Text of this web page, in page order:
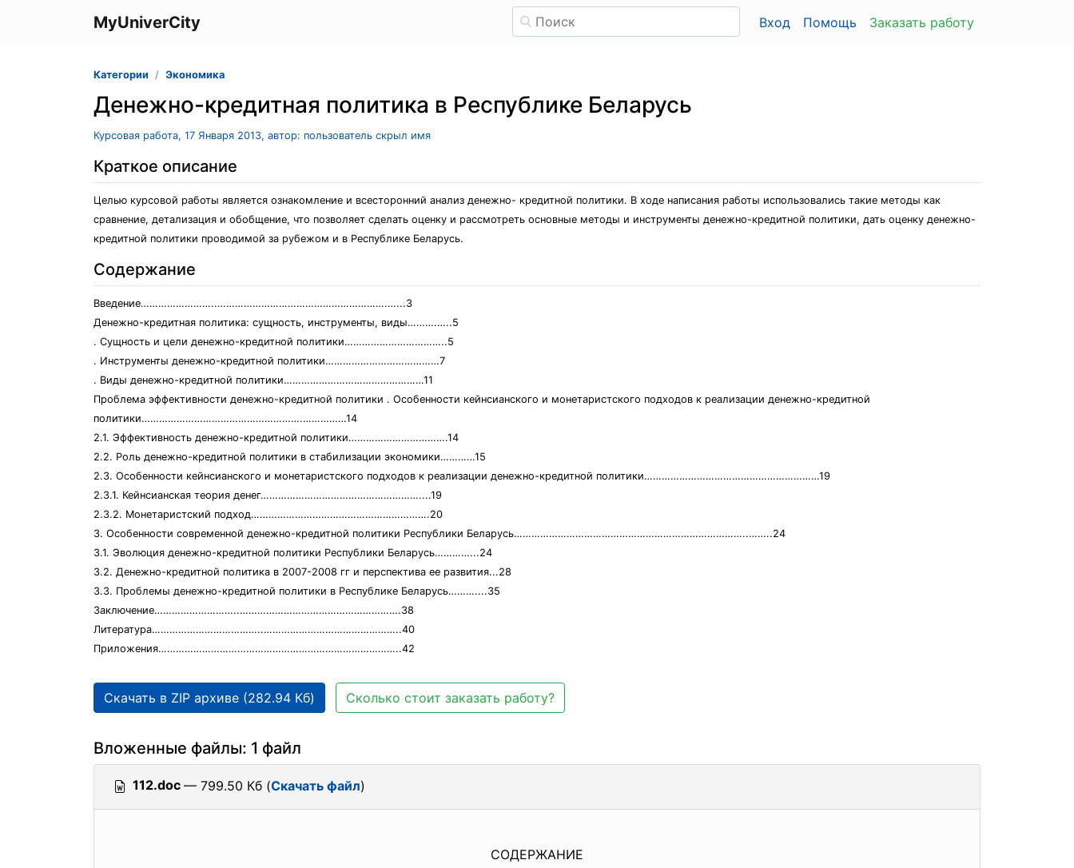
MyUniverCity Вход Помощь Заказать работу
Категории Экономика
Денежно-кредитная политика в Республике Беларусь
Курсовая работа, 17 Января 2013, автор: пользователь скрыл имя
Краткое описание
Целью курсовой работы является ознакомление и всесторонний анализ денежно- кредитной политики. В ходе написания работы использовались такие методы как
сравнение, детализация и обобщение, что позволяет сделать оценку и рассмотреть основные методы и инструменты денежно-кредитной политики, дать оценку денежно-
кредитной политики проводимой за рубежом и в Республике Беларусь.
Содержание
Введение……………………..………………………………………………….…...3
Денежно-кредитная политика: сущность, инструменты, виды……….…..5
. Сущность и цели денежно-кредитной политики……………………………..5
. Инструменты денежно-кредитной политики…………………………………7
. Виды денежно-кредитной политики…………………………………………11
Проблема эффективности денежно-кредитной политики . Особенности кейнсианского и монетаристского подходов к реализации денежно-кредитной
политики……………………………………………….……………14
2.1. Эффективность денежно-кредитной политики…………………………….14
2.2. Роль денежно-кредитной политики в стабилизации экономики…………15
2.3. Особенности кейнсианского и монетаристского подходов к реализации денежно-кредитной политики……………………………………………………19
2.3.1. Кейнсианская теория денег………………………………………………....19
2.3.2. Монетаристский подход…………………………………………………….20
3. Особенности современной денежно-кредитной политики Республики Беларусь……………………………………………………………………..……..24
3.1. Эволюция денежно-кредитной политики Республики Беларусь…………...24
3.2. Денежно-кредитной политика в 2007-2008 гг и перспектива ее развития...28
3.3. Проблемы денежно-кредитной политики в Республике Беларусь………....35
Заключение………………………..……………………………………………….38
Литература………………………………..………………………………………..40
Приложения………………………………………………………………………..42
Скачать в ZIP архиве (282.94 Кб) Сколько стоит заказать работу?
Вложенные файлы: 1 файл
112.doc — 799.50 Кб (Скачать файл)
CОДЕРЖАНИЕ